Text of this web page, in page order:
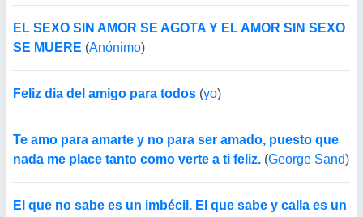
EL SEXO SIN AMOR SE AGOTA Y EL AMOR SIN SEXO
SE MUERE (Anónimo)
Feliz dia del amigo para todos (yo)
Te amo para amarte y no para ser amado, puesto que
nada me place tanto como verte a ti feliz. (George Sand)
El que no sabe es un imbécil. El que sabe y calla es un